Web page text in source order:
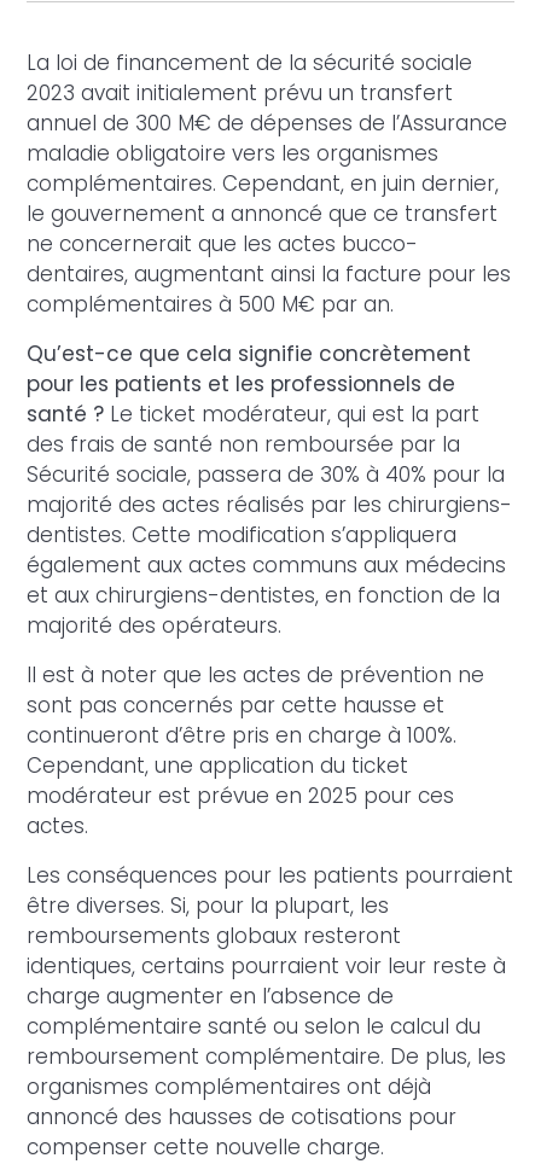
La loi de financement de la sécurité sociale
2023 avait initialement prévu un transfert
annuel de 300 M€ de dépenses de l’Assurance
maladie obligatoire vers les organismes
complémentaires. Cependant, en juin dernier,
le gouvernement a annoncé que ce transfert
ne concernerait que les actes bucco-
dentaires, augmentant ainsi la facture pour les
complémentaires à 500 M€ par an.
Qu’est-ce que cela signifie concrètement
pour les patients et les professionnels de
santé ? Le ticket modérateur, qui est la part
des frais de santé non remboursée par la
Sécurité sociale, passera de 30% à 40% pour la
majorité des actes réalisés par les chirurgiens-
dentistes. Cette modification s’appliquera
également aux actes communs aux médecins
et aux chirurgiens-dentistes, en fonction de la
majorité des opérateurs.
Il est à noter que les actes de prévention ne
sont pas concernés par cette hausse et
continueront d’être pris en charge à 100%.
Cependant, une application du ticket
modérateur est prévue en 2025 pour ces
actes.
Les conséquences pour les patients pourraient
être diverses. Si, pour la plupart, les
remboursements globaux resteront
identiques, certains pourraient voir leur reste à
charge augmenter en l’absence de
complémentaire santé ou selon le calcul du
remboursement complémentaire. De plus, les
organismes complémentaires ont déjà
annoncé des hausses de cotisations pour
compenser cette nouvelle charge.